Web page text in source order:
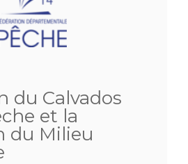
du Calvados
et la
du Milieu